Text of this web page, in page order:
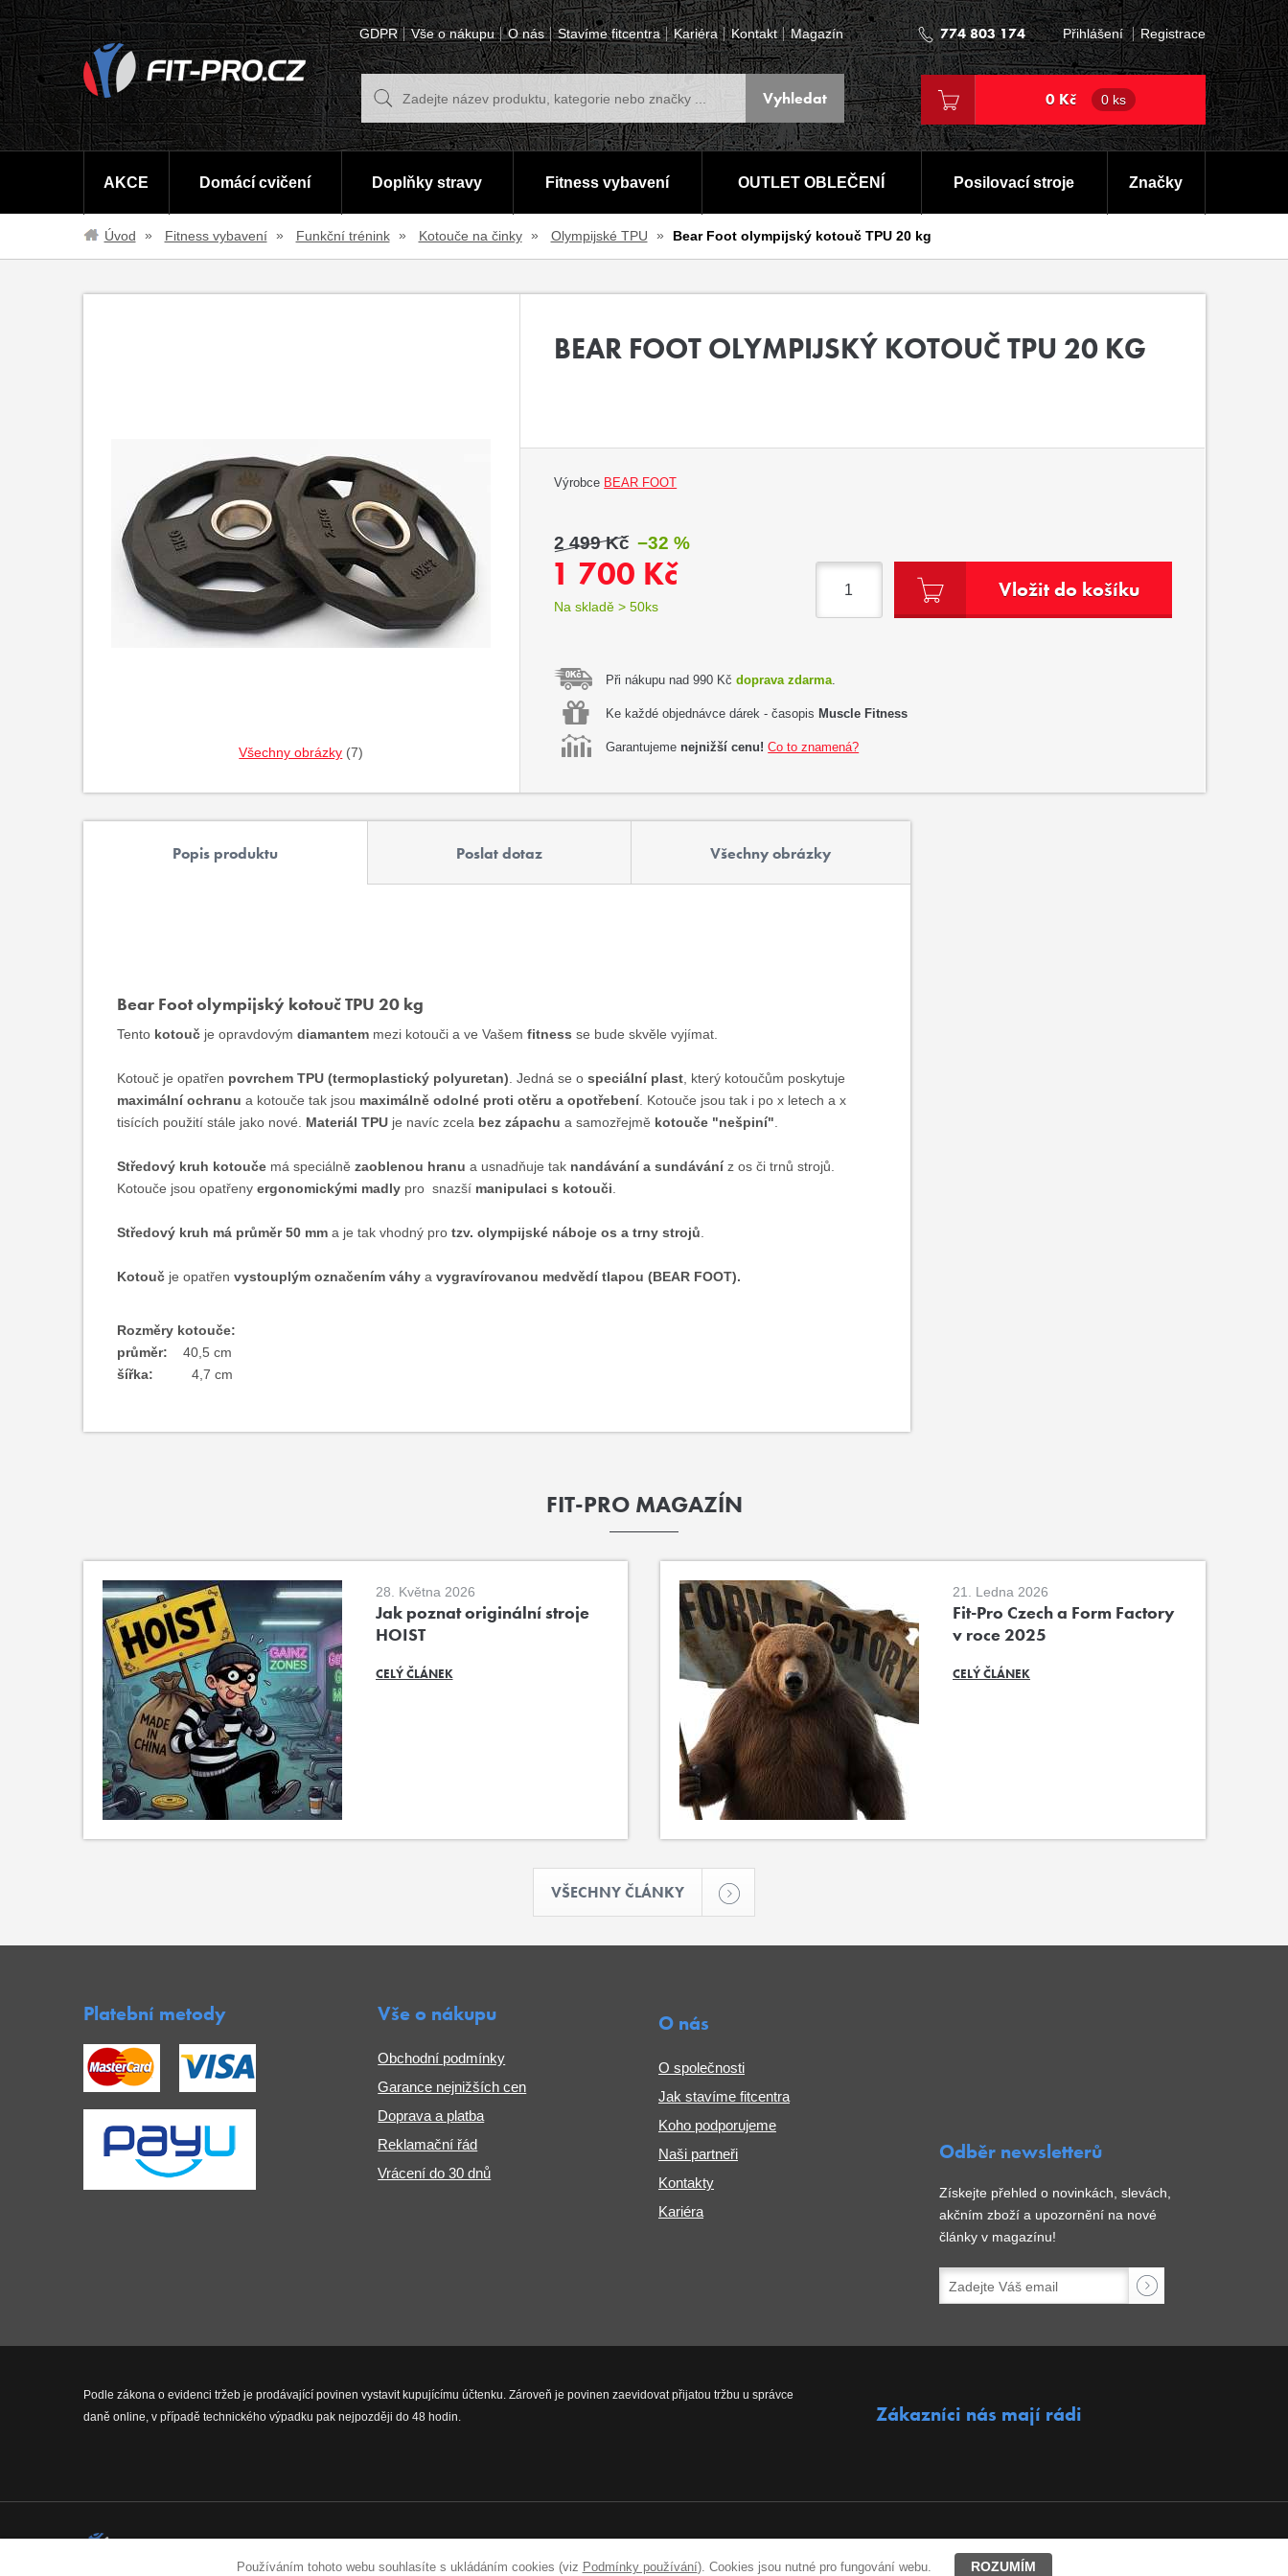
Používáním tohoto webu souhlasíte s ukládáním cookies (viz Podmínky používání). Cookies jsou nutné pro fungování webu. ROZUMÍM
GDPR Vše o nákupu O nás Stavíme fitcentra Kariéra Kontakt Magazín 774 803 174 Přihlášení Registrace
0 Kč 0 ks
AKCE Domácí cvičení Doplňky stravy Fitness vybavení OUTLET OBLEČENÍ Posilovací stroje Značky
Úvod Fitness vybavení Funkční trénink Kotouče na činky Olympijské TPU Bear Foot olympijský kotouč TPU 20 kg
Všechny obrázky (7)
BEAR FOOT OLYMPIJSKÝ KOTOUČ TPU 20 KG
Výrobce BEAR FOOT
2 499 Kč −32 %
1 700 Kč
Na skladě > 50ks
Vložit do košíku
Při nákupu nad 990 Kčdoprava zdarma.
Ke každé objednávce dárek - časopis Muscle Fitness
Garantujeme nejnižší cenu! Co to znamená?
Popis produktu Poslat dotaz Všechny obrázky
Bear Foot olympijský kotouč TPU 20 kg
Tento kotoučje opravdovým diamantemmezi kotouči a ve Vašem fitness se bude skvěle vyjímat.
Kotouč je opatřen povrchem TPU (termoplastický polyuretan). Jedná se o speciální plast, který kotoučům poskytuje
maximální ochranu a kotouče tak jsou maximálně odolné proti otěru a opotřebení. Kotouče jsou tak i po x letech a x
tisících použití stále jako nové. Materiál TPU je navíc zcela bez zápachu a samozřejmě kotouče "nešpiní".
Středový kruh kotoučemá speciálně zaoblenou hranu a usnadňuje tak nandávání a sundáváníz os či trnů strojů.
Kotouče jsou opatřeny ergonomickými madlypro snazší manipulaci s kotouči.
Středový kruh má průměr 50 mm a je tak vhodný protzv. olympijské náboje os a trny strojů.
Kotoučje opatřen vystouplým označením váhya vygravírovanou medvědí tlapou (BEAR FOOT).
Rozměry kotouče:
průměr: 40,5 cm
šířka: 4,7 cm
FIT-PRO MAGAZÍN
28. Května 2026
Jak poznat originální stroje
HOIST
CELÝ ČLÁNEK
21. Ledna 2026
Fit-Pro Czech a Form Factory
v roce 2025
CELÝ ČLÁNEK
VŠECHNY ČLÁNKY
Platební metody Vše o nákupu
Obchodní podmínky
Garance nejnižších cen
Doprava a platba
Reklamační řád
Vrácení do 30 dnů
O nás
O společnosti
Jak stavíme fitcentra
Koho podporujeme
Naši partneři
Kontakty
Kariéra
Odběr newsletterů
Získejte přehled o novinkách, slevách,
akčním zboží a upozornění na nové
články v magazínu!
Podle zákona o evidenci tržeb je prodávající povinen vystavit kupujícímu účtenku. Zároveň je povinen zaevidovat přijatou tržbu u správce
daně online, v případě technického výpadku pak nejpozději do 48 hodin.
Zákazníci nás mají rádi